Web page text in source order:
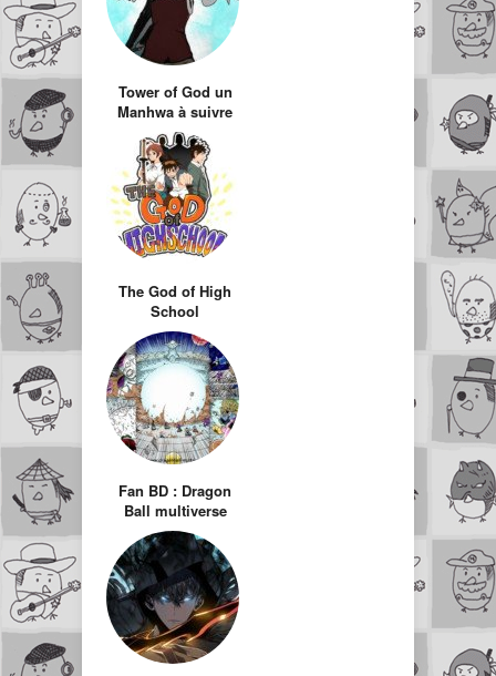
Tower of God un
Manhwa à suivre
de très près !
The God of High
School
Fan BD : Dragon
Ball multiverse